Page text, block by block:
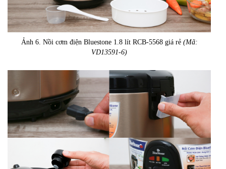
Ảnh 6. Nồi cơm điện Bluestone 1.8 lít RCB-5568 giá rẻ (Mã:
VD13591-6)